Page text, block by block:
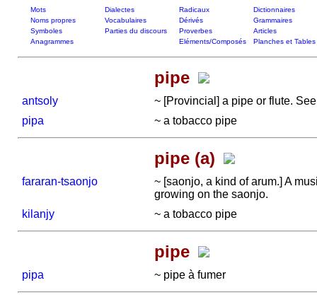
Mots Dialectes Radicaux
Dictionnaires
Noms propres
Vocabulaires Dérivés
Grammaires
Symboles
Parties du discours Proverbes
Articles
Anagrammes
Eléments/Composés Planches et Tables
pipe
antsoly
~ [Provincial] a pipe or flute.
pipa
~ a tobacco pipe
pipe (a)
fararan-tsaonjo
~ [saonjo, a kind of arum.] A
growing on the saonjo.
kilanjy
~ a tobacco pipe
pipe
pipa ~ pipe à fumer